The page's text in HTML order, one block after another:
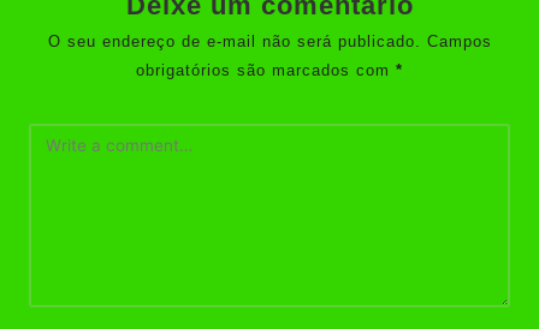
O seu endereço de e-mail não será publicado.
Campos
obrigatórios são marcados com *